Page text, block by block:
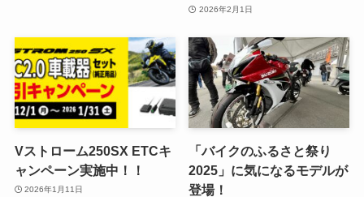
2026年2月1日
Vストローム250SX ETCキ
ャンペーン実施中！！
2026年1月11日
「バイクのふるさと祭り
2025」に気になるモデルが
登場！